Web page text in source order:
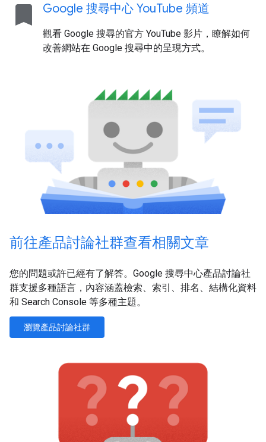
bookmark Google 搜尋中心 YouTube 頻道
觀看 Google 搜尋的官方 YouTube 影片，瞭解如何
改善網站在 Google 搜尋中的呈現方式。
前往產品討論社群查看相關文章
您的問題或許已經有了解答。Google 搜尋中心產品討論社
群支援多種語言，內容涵蓋檢索、索引、排名、結構化資料
和 Search Console 等多種主題。
瀏覽產品討論社群